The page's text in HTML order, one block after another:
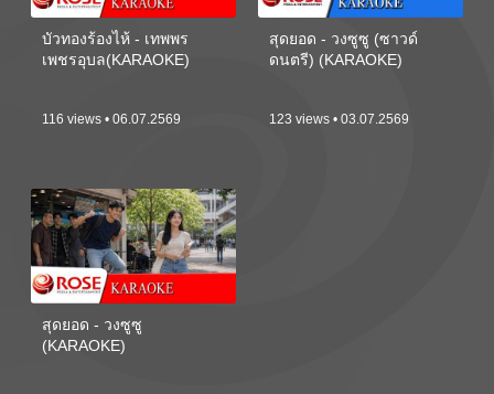
บัวทองร้องไห้ - เทพพร
เพชรอุบล(KARAOKE)
116 views • 06.07.2569
สุดยอด - วงซูซู (ซาวด์
ดนตรี) (KARAOKE)
123 views • 03.07.2569
สุดยอด - วงซูซู
(KARAOKE)